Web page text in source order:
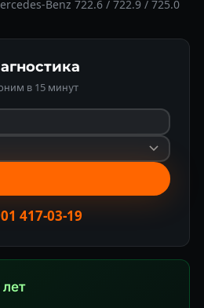
Benz 722.6 / 722.9 / 725.0
в 15 минут
417-03-19